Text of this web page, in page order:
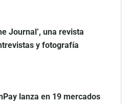
Journal’, una revista
y fotografía
lanza en 19 mercados